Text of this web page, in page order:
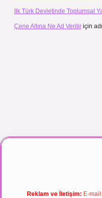
Ilk Türk Devletinde Toplumsal
Çene Altına Ne Ad Verilir için
izle
Reklam ve İletişim: E-mail: